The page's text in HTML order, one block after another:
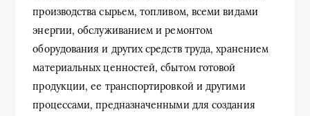
производства сырьем, топливом, всеми видами
энергии, обслуживанием и ремонтом
оборудования и других средств труда, хранением
материальных ценностей, сбытом готовой
продукции, ее транспортировкой и другими
процессами, предназначенными для создания